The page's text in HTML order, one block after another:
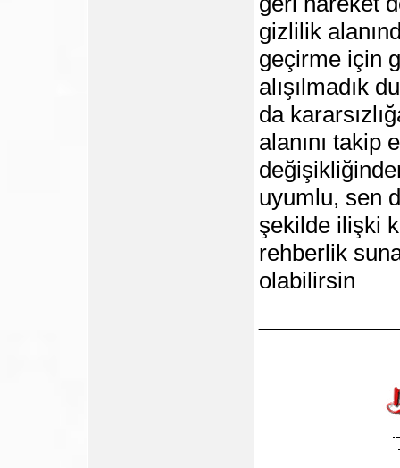
gizlilik
geçirme için
alışılmadık
da
alanını takip
uyumlu, sen
şekilde ilişki
rehberlik
olabilirsin